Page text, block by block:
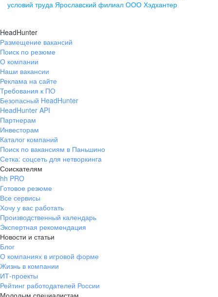
+7 843 212-12-50
Екатеринбург
ул. Боевых Дружин, стр. 20,
+7 343 226-79-99
pr@ural.hh.ru
ул. Янковского, д. 169, 7 этаж,
706 каб.
+7 861 205-55-57
pr@krd.hh.ru
Владивосток
пер. Ланинский д. 4, офис 3.4
+7 423 202-33-28
pr@dv.hh.ru
Новосибирск
ул. Большевистская, д. 35,
помещение 21
+7 383 207-94-64
условий труда Ярославский филиал ООО Хэдхантер
HeadHunter
Размещение вакансий
Поиск по резюме
О компании
Наши вакансии
Реклама на сайте
Требования к ПО
Безопасный HeadHunter
HeadHunter API
Партнерам
Инвесторам
Каталог компаний
Поиск по вакансиям в Паньшино
Сетка: соцсеть для нетворкинга
Соискателям
hh PRO
Готовое резюме
Все сервисы
Хочу у вас работать
Производственный календарь
Экспертная рекомендация
Новости и статьи
Блог
О компаниях в игровой форме
Жизнь в компании
ИТ-проекты
Рейтинг работодателей России